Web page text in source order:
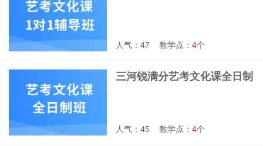
人气：47 教学点：4个
三河锐满分艺考文化课全日制
人气：45 教学点：4个